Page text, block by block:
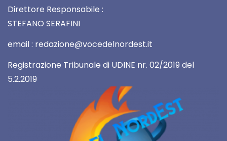
Direttore Responsabile :
STEFANO SERAFINI
email : redazione@vocedelnordest.it
Registrazione Tribunale di UDINE nr. 02/2019 del
5.2.2019